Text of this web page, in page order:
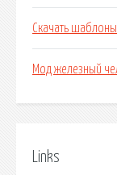
Скачать
Мод железный
Links